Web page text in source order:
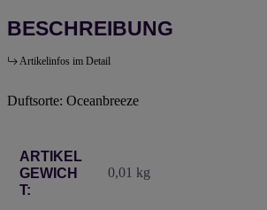
BESCHREIBUNG
Artikelinfos im Detail
Duftsorte: Oceanbreeze
Produkteigenschaft
Wert
ARTIKEL
GEWICH
T:
0,01 kg